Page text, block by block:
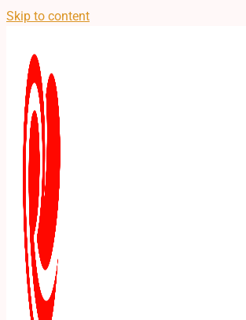
Skip to content